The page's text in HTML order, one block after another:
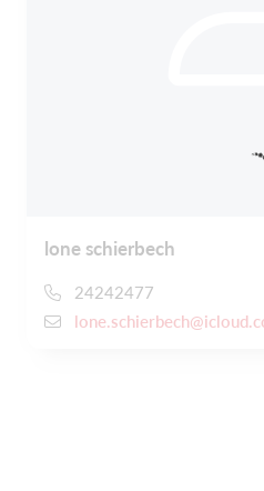
lone schierbech
24242477